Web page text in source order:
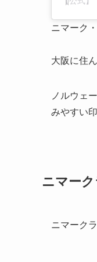
ニマーク
大阪に住
ノルウェ
みやすい
ニマー
ニマーク